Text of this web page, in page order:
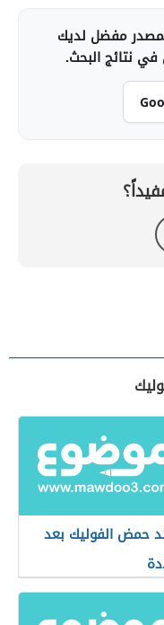
مفضل لديك
في نتائج البحث.
حمض الفوليك بعد